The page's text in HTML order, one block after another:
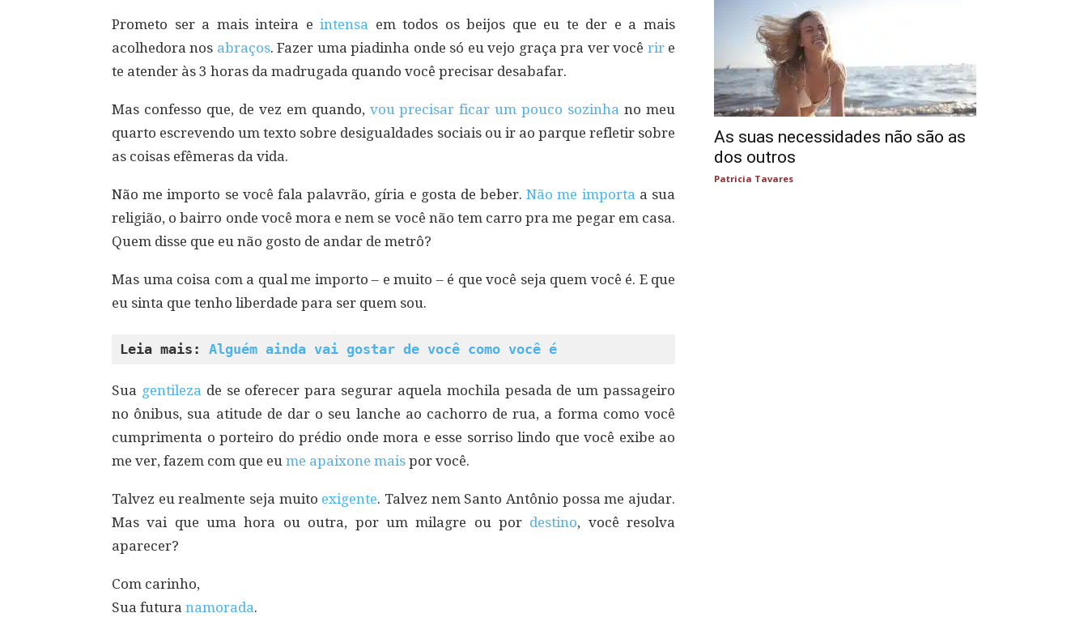
Prometo ser a mais inteira eintensa em todos os beijos que eu te der e a mais
acolhedora nos abraços. Fazer uma piadinha onde só eu vejo graça pra ver você rire
te atender às 3 horas da madrugada quando você precisar desabafar.
Mas confesso que, de vez em quando, vou precisar ficar um pouco sozinha no meu
quarto escrevendo um texto sobre desigualdades sociais ou ir ao parque refletir sobre
as coisas efêmeras da vida.
Não me importo se você fala palavrão, gíria e gosta de beber. Não me importa a sua
religião, o bairro onde você mora e nem se você não tem carro pra me pegar em casa.
Quem disse que eu não gosto de andar de metrô?
Mas uma coisa com a qual me importo – e muito – é que você seja quem você é. E que
eu sinta que tenho liberdade para ser quem sou.
Leia mais: Alguém ainda vai gostar de você como você é
Sua gentileza de se oferecer para segurar aquela mochila pesada de um passageiro
no ônibus, sua atitude de dar o seu lanche ao cachorro de rua, a forma como você
cumprimenta o porteiro do prédio onde mora e esse sorriso lindo que você exibe ao
me ver, fazem com que eu me apaixone mais por você.
Talvez eu realmente seja muito exigente. Talvez nem Santo Antônio possa me ajudar.
Mas vai que uma hora ou outra, por um milagre ou por destino, você resolva
aparecer?
Com carinho,
Sua futura namorada.
As suas necessidades não são as
dos outros
Patricia Tavares